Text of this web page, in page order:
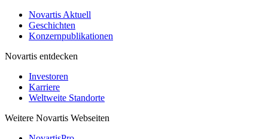
Novartis Aktuell
Geschichten
Konzernpublikationen
Novartis entdecken
Investoren
Karriere
Weltweite Standorte
Weitere Novartis Webseiten